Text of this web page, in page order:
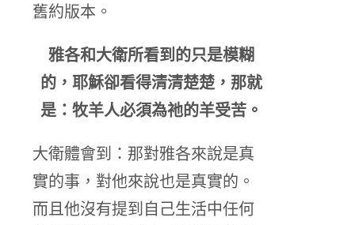
舊約版本。
雅各和大衛所看到的只是模糊
的，耶穌卻看得清清楚楚，那就
是：牧羊人必須為祂的羊受苦。
大衛體會到：那對雅各來說是真
實的事，對他來說也是真實的。
而且他沒有提到自己生活中任何